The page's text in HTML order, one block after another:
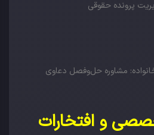
پرونده حقوقی
مشاوره حل‌وفصل دعاوی
و افتخارات